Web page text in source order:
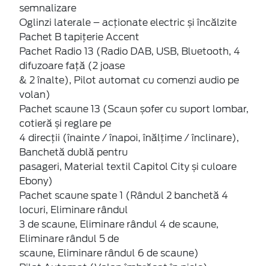
semnalizare
Oglinzi laterale – acționate electric și încălzite
Pachet B tapițerie Accent
Pachet Radio 13 (Radio DAB, USB, Bluetooth, 4
difuzoare față (2 joase
& 2 înalte), Pilot automat cu comenzi audio pe
volan)
Pachet scaune 13 (Scaun șofer cu suport lombar,
cotieră și reglare pe
4 direcții (înainte / înapoi, înălțime / înclinare),
Banchetă dublă pentru
pasageri, Material textil Capitol City și culoare
Ebony)
Pachet scaune spate 1 (Rândul 2 banchetă 4
locuri, Eliminare rândul
3 de scaune, Eliminare rândul 4 de scaune,
Eliminare rândul 5 de
scaune, Eliminare rândul 6 de scaune)